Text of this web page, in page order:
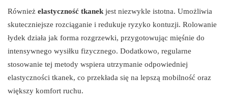
Również elastyczność tkanek jest niezwykle istotna. Umożliwia
skuteczniejsze rozciąganie i redukuje ryzyko kontuzji. Rolowanie
łydek działa jak forma rozgrzewki, przygotowując mięśnie do
intensywnego wysiłku fizycznego. Dodatkowo, regularne
stosowanie tej metody wspiera utrzymanie odpowiedniej
elastyczności tkanek, co przekłada się na lepszą mobilność oraz
większy komfort ruchu.